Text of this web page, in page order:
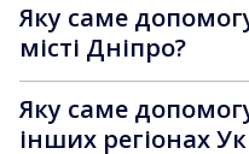
Яку саме
місті Дніпро?
Яку саме
інших регіонах